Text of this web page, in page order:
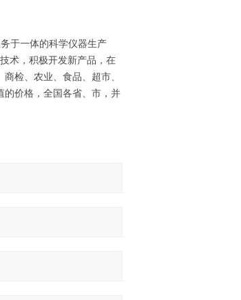
于一体的科学仪器生产
术，积极开发新产品，在
检、农业、食品、超市、
的价格，全国各省、市，并